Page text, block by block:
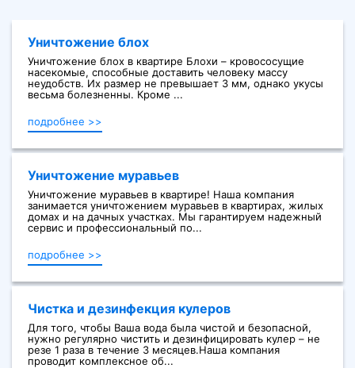
Уничтожение блох
Уничтожение блох в квартире Блохи – кровососущие
насекомые, способные доставить человеку массу
неудобств. Их размер не превышает 3 мм, однако укусы
весьма болезненны. Кроме ...
подробнее >>
Уничтожение муравьев
Уничтожение муравьев в квартире! Наша компания
занимается уничтожением муравьев в квартирах, жилых
домах и на дачных участках. Мы гарантируем надежный
сервис и профессиональный по...
подробнее >>
Чистка и дезинфекция кулеров
Для того, чтобы Ваша вода была чистой и безопасной,
нужно регулярно чистить и дезинфицировать кулер – не
резе 1 раза в течение 3 месяцев.Наша компания
проводит комплексное об...